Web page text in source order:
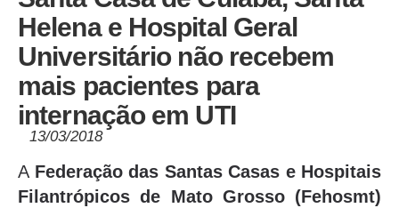
Helena e Hospital Geral
Universitário não recebem
mais pacientes para
internação em UTI
13/03/2018
A Federação das Santas Casas e Hospitais
Filantrópicos de Mato Grosso (Fehosmt)